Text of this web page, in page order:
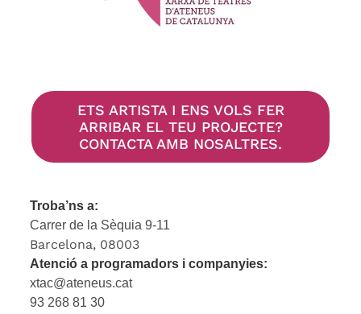
ETS ARTISTA I ENS VOLS FER
ARRIBAR EL TEU PROJECTE?
CONTACTA AMB NOSALTRES.
Troba’ns a:
Carrer de la Sèquia 9-11
Barcelona, 08003
Atenció a programadors i companyies:
xtac@ateneus.cat
93 268 81 30